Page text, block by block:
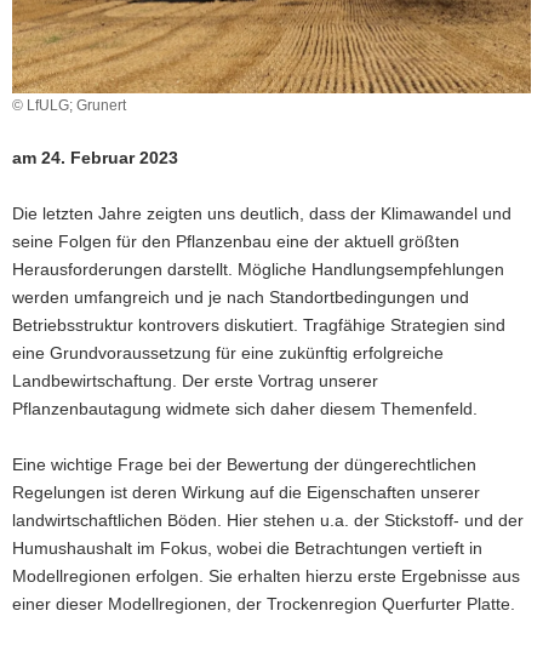
a
v
i
g
t
o
n
© LfULG; Grunert
am 24. Februar 2023
Die letzten Jahre zeigten uns deutlich, dass der Klimawandel und
seine Folgen für den Pflanzenbau eine der aktuell größten
Herausforderungen darstellt. Mögliche Handlungsempfehlungen
werden umfangreich und je nach Standortbedingungen und
Betriebsstruktur kontrovers diskutiert. Tragfähige Strategien sind
eine Grundvoraussetzung für eine zukünftig erfolgreiche
Landbewirtschaftung. Der erste Vortrag unserer
Pflanzenbautagung widmete sich daher diesem Themenfeld.
Eine wichtige Frage bei der Bewertung der düngerechtlichen
Regelungen ist deren Wirkung auf die Eigenschaften unserer
landwirtschaftlichen Böden. Hier stehen u.a. der Stickstoff- und der
Humushaushalt im Fokus, wobei die Betrachtungen vertieft in
Modellregionen erfolgen. Sie erhalten hierzu erste Ergebnisse aus
einer dieser Modellregionen, der Trockenregion Querfurter Platte.